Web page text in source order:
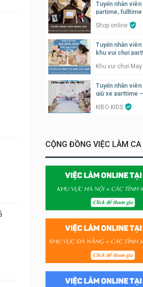
Tuyển nhân
partime, fulltime
Shop online
Tuyển nhân
khu vui chơi
Khu vui chơi May
Tuyển nhân viên
giữ xe parttime
KIBO KIDS
Công ty
Tuyển nhân viên
phục vụ bàn
Nhà hàng Phủi
– hỗ trợ ăn ở
Quán bánh đa
Tuyển nhân viên
GÀ GÔ
CỘNG ĐỒNG VIỆC LÀM CA